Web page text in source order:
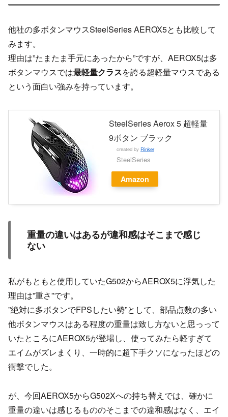
他社の多ボタンマウスSteelSeries AEROX5とも比較して
みます。
理由は”たまたま手元にあったから”ですが、AEROX5は多
ボタンマウスでは最軽量クラスを誇る超軽量マウスである
という面白い強みを持っています。
SteelSeries Aerox 5 超軽量
9ボタン ブラック
created by Rinker
SteelSeries
Amazon
重量の違いはあるが違和感はそこまで感じ
ない
私がもともと使用していたG502からAEROX5に浮気した
理由は”重さ”です。
”絶対に多ボタンでFPSしたい勢”として、部品点数の多い
他ボタンマウスはある程度の重量は致し方ないと思っって
いたところにAEROX5が登場し、使ってみたら軽すぎて
エイムがズレまくり、一時的に超下手クソになったほどの
衝撃でした。
が、今回AEROX5からG502Xへの持ち替えでは、確かに
重量の違いは感じるもののそこまでの違和感はなく、エイ